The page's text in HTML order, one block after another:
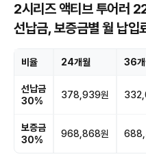
2시리즈 액티브 투어러
선납금, 보증금별 월 납입
비율 24개월 36개
선납금
30%
378,939원
보증금
30%
968,868원